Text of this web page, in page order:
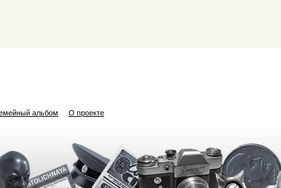
альбом О проекте